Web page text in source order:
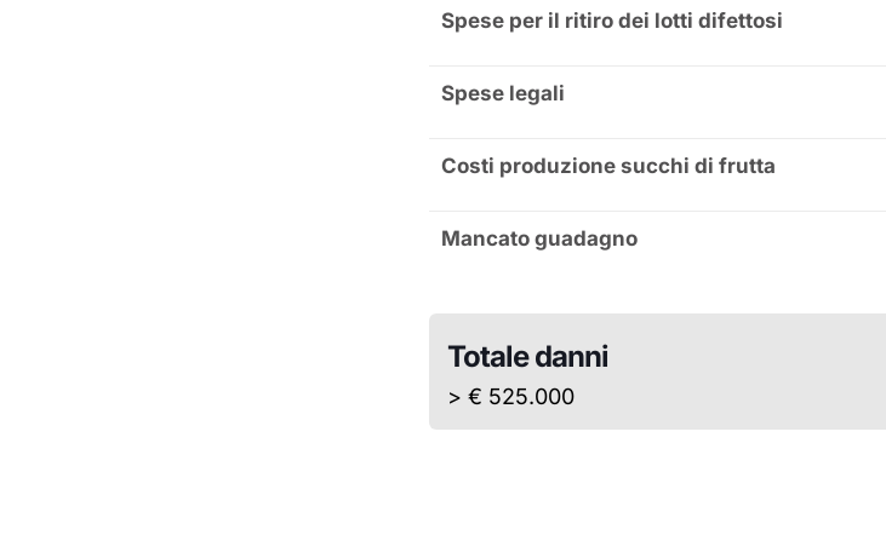
Spese per il ritiro dei lotti difettosi
Spese legali
Costi produzione succhi di frutta
Mancato guadagno
Totale danni
> € 525.000